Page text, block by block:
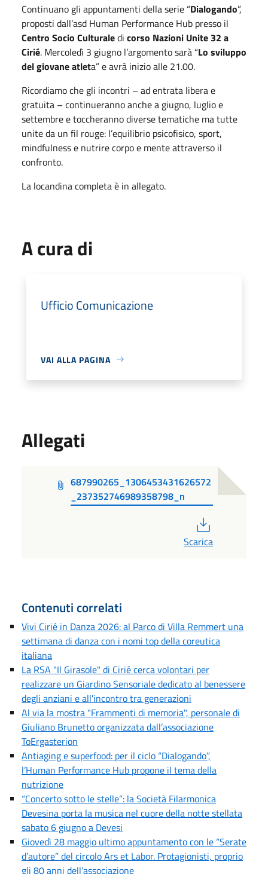
Continuano gli appuntamenti della serie “Dialogando”,
proposti dall’asd Human Performance Hub presso il
Centro Socio Culturaledi corso Nazioni Unite 32 a
Cirié. Mercoledì 3 giugno l’argomento sarà “Lo sviluppo
del giovane atleta” e avrà inizio alle 21.00.
Ricordiamo che gli incontri – ad entrata libera e
gratuita – continueranno anche a giugno, luglio e
settembre e toccheranno diverse tematiche ma tutte
unite da un fil rouge: l’equilibrio psicofisico, sport,
mindfulness e nutrire corpo e mente attraverso il
confronto.
La locandina completa è in allegato.
A cura di
Ufficio Comunicazione
VAI ALLA PAGINA
Allegati
687990265_1306453431626572
_237352746989358798_n
Scarica
Contenuti correlati
Vivi Cirié in Danza 2026: al Parco di Villa Remmert una
settimana di danza con i nomi top della coreutica
italiana
La RSA "Il Girasole" di Cirié cerca volontari per
realizzare un Giardino Sensoriale dedicato al benessere
degli anziani e all'incontro tra generazioni
Al via la mostra "Frammenti di memoria", personale di
Giuliano Brunetto organizzata dall’associazione
ToErgasterion
Antiaging e superfood: per il ciclo “Dialogando”,
l’Human Performance Hub propone il tema della
nutrizione
“Concerto sotto le stelle”: la Società Filarmonica
Devesina porta la musica nel cuore della notte stellata
sabato 6 giugno a Devesi
Giovedì 28 maggio ultimo appuntamento con le “Serate
d’autore” del circolo Ars et Labor. Protagionisti, proprio
gli 80 anni dell’associazione